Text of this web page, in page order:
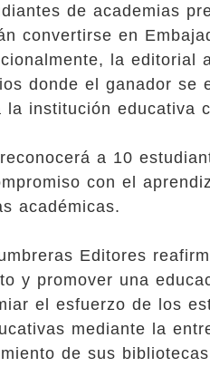
de academias
convertirse en
la editorial
donde el ganador se
la institución educativa
a 10
con el
académicas.
Editores
y promover una
el esfuerzo de los
mediante la
de sus